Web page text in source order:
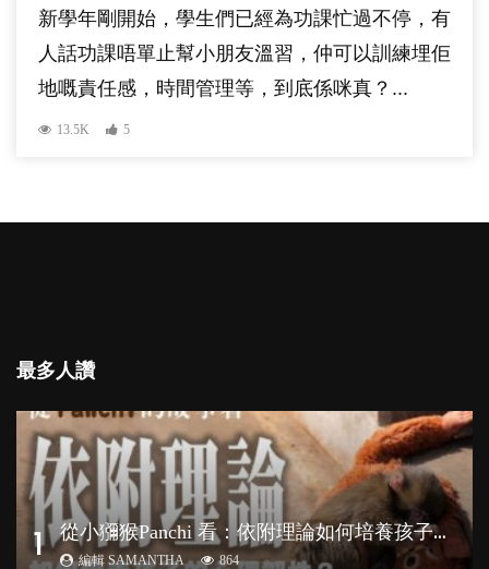
新學年剛開始，學生們已經為功課忙過不停，有
人話功課唔單止幫小朋友溫習，仲可以訓練埋佢
地嘅責任感，時間管理等，到底係咪真？...
13.5K 5
最多人讚
1 從
小獼猴Panchi 看：依附理論如何培養孩子心理韌性？
編輯 SAMANTHA 864